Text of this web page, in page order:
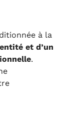
à la
et d’un
.